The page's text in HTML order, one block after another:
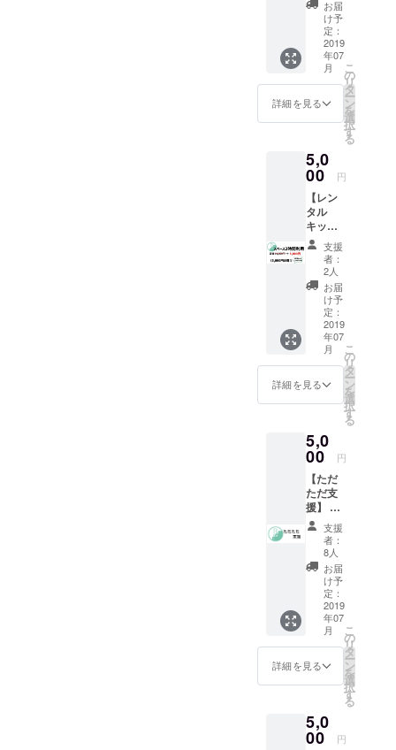
やり続
けてい
まし
た。 こ
の中毒
性の高
いゲー
ム以外
ていま
すので
飯とと
もに楽
しい時
間を過
ごしま
せん
か？ 場
所は
Rooter
日時は7
月15日
を予定
ます。
くれる
方にオ
ススメ
す！！
レンタ
ルキッ
チン
Rooter
のオー
プニン
グイベ
ントに
なりま
僕たち3
人のレ
ンタル
キッチ
ンが始
まる日
オープ
ンを盛
大に
祝って
くれる
方にオ
ススメ
す！！
お届
け予
定：
2019
年07
月
詳細を見る
こ
の
リ
タ
ー
ン
を
選
択
す
る
5,0
00 円
【レン
タル
キッチ
ンス
ペース
利用2時
間】 名
の通り
レンタ
ルキッ
チンス
ペース
利用 2
時間の
割引の
リター
（定価
10000
円） 使
用期
限：
2019.7.
8〜
2020.7.
7まで
※2時間
以降は
追加料
金が発
生いた
しま
す。
支援
者：
2人
お届
け予
定：
2019
年07
月
詳細を見る
こ
の
リ
タ
ー
ン
を
選
択
す
る
5,0
00 円
【ただ
ただ支
援】 た
だただ
支援で
す！ あ
りがと
うの気
持ちの
手紙を
送らせ
て頂き
ま
す！！
支援
者：
8人
お届
け予
定：
2019
年07
月
詳細を見る
こ
の
リ
タ
ー
ン
を
選
択
す
る
5,0
00 円